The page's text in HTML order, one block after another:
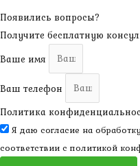
Появились вопросы?
Получите бесплатную
Ваше имя
Ваш телефон
Политика
Я даю согласие на
соответствии с политикой